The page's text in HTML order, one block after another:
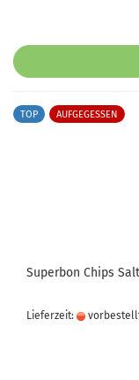
TOP AUFGEGESSEN
Superbon Chips
Lieferzeit: